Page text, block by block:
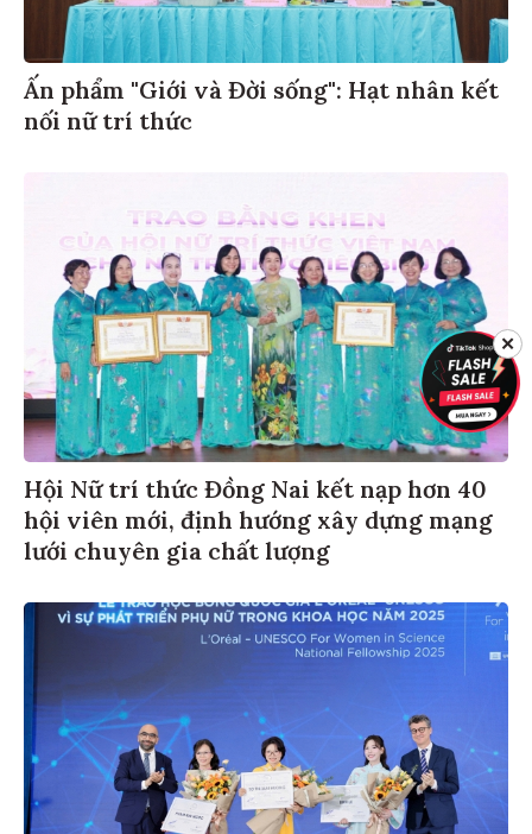
Ấn phẩm "Giới và Đời sống": Hạt nhân kết
nối nữ trí thức
Hội Nữ trí thức Đồng Nai kết nạp hơn 40
hội viên mới, định hướng xây dựng mạng
lưới chuyên gia chất lượng
✕